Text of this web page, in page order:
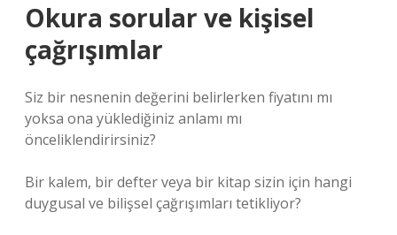
Okura sorular ve kişisel
çağrışımlar
Siz bir nesnenin değerini belirlerken fiyatını mı
yoksa ona yüklediğiniz anlamı mı
önceliklendirirsiniz?
Bir kalem, bir defter veya bir kitap sizin için hangi
duygusal ve bilişsel çağrışımları tetikliyor?